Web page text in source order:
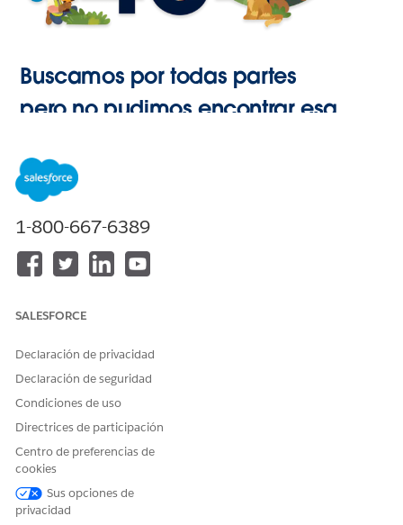
Buscamos por todas partes
pero no pudimos encontrar esa
1-800-667-6389
SALESFORCE
Declaración de privacidad
Declaración de seguridad
Condiciones de uso
Directrices de participación
Centro de preferencias de
cookies
Sus opciones de
privacidad